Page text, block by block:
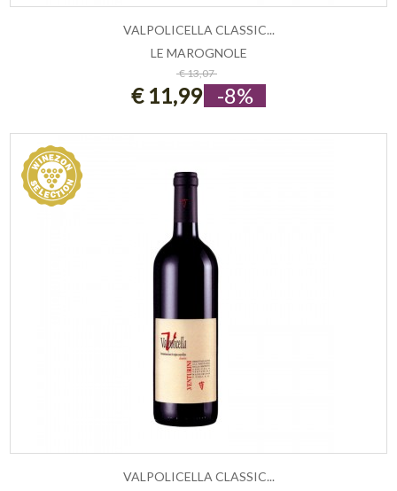
ESAURITO
VALPOLICELLA CLASSIC...
LE MAROGNOLE
€ 13,07
€ 11,99 -8%
VALPOLICELLA CLASSIC...